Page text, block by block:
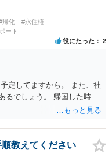
帰化
#永住権
ート
役にたった 2
定してますから。 また、社
るでしょう。 帰国した時
教えてください